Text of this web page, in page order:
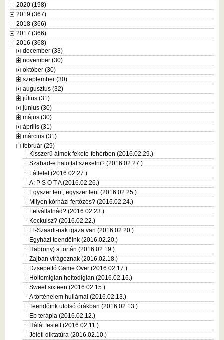
2020 (198)
2019 (367)
2018 (366)
2017 (366)
2016 (368)
december (33)
november (30)
október (30)
szeptember (30)
augusztus (32)
július (31)
június (30)
május (30)
április (31)
március (31)
február (29)
Kisszerű álmok fekete-fehérben (2016.02.29.)
Szabad-e halottal szexelni? (2016.02.27.)
Látlelet (2016.02.27.)
A: P S O T A (2016.02.26.)
Egyszer fent, egyszer lent (2016.02.25.)
Milyen kórházi fertőzés? (2016.02.24.)
Felvállalnád? (2016.02.23.)
Kockulsz? (2016.02.22.)
El-Szaadi-nak igaza van (2016.02.20.)
Egyházi teendőink (2016.02.20.)
Hab(ony) a tortán (2016.02.19.)
Zajban virágoznak (2016.02.18.)
Dzsepettó Game Over (2016.02.17.)
Holtomiglan holtodiglan (2016.02.16.)
Sweet sixteen (2016.02.15.)
A történelem hullámai (2016.02.13.)
Teendőink utolsó órákban (2016.02.13.)
Eb terápia (2016.02.12.)
Hálát festett (2016.02.11.)
Jóléti diktatúra (2016.02.10.)